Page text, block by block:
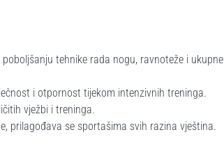
tehnike rada nogu, ravnoteže i ukupne
i otpornost tijekom intenzivnih treninga.
vježbi i treninga.
prilagođava se sportašima svih razina vještina.